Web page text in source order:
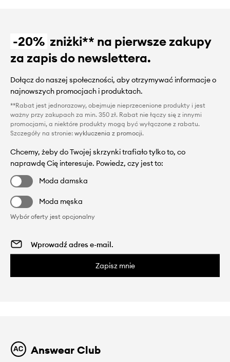
-20% zniżki** na pierwsze zakupy
za zapis do newslettera.
Dołącz do naszej społeczności, aby otrzymywać informacje o
najnowszych promocjach i produktach.
**Rabat jest jednorazowy, obejmuje nieprzecenione produkty i jest
ważny przy zakupach za min. 350 zł. Rabat nie łączy się z innymi
promocjami, a niektóre produkty mogą być wyłączone z rabatu.
Szczegóły na stronie: wykluczenia z promocji.
Chcemy, żeby do Twojej skrzynki trafiało tylko to, co
naprawdę Cię interesuje. Powiedz, czy jest to:
Moda damska
Moda męska
Wybór oferty jest opcjonalny
Zapisz mnie
Answear Club